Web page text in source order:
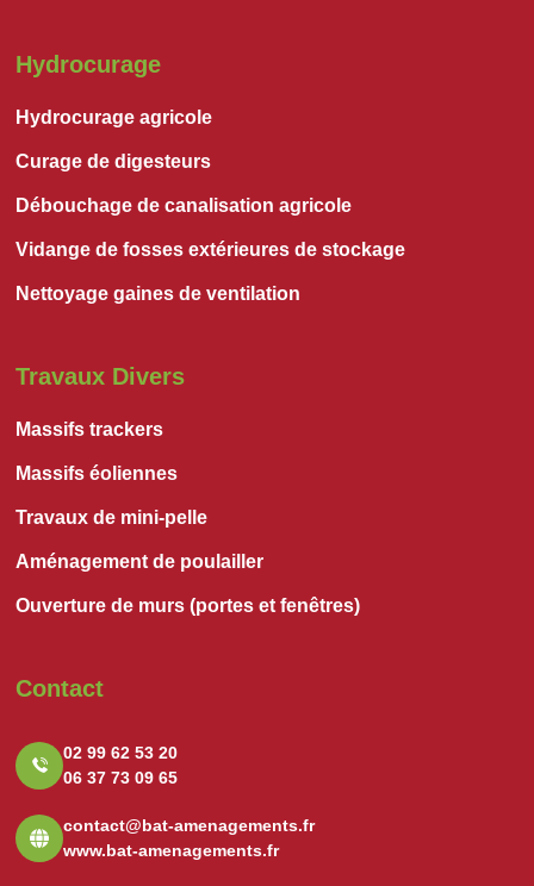
Hydrocurage
Hydrocurage agricole
Curage de digesteurs
Débouchage de canalisation agricole
Vidange de fosses extérieures de stockage
Nettoyage gaines de ventilation
Travaux Divers
Massifs trackers
Massifs éoliennes
Travaux de mini-pelle
Aménagement de poulailler
Ouverture de murs (portes et fenêtres)
Contact
02 99 62 53 20
06 37 73 09 65
contact@bat-amenagements.fr
www.bat-amenagements.fr